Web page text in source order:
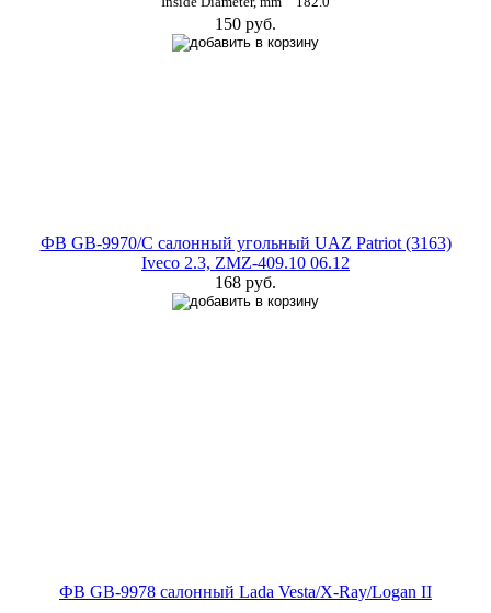
150 руб.
ФВ GB-9970/C салонный угольный UAZ Patriot (3163)
Iveco 2.3, ZMZ-409.10 06.12
168 руб.
ФВ GB-9978 салонный Lada Vesta/X-Ray/Logan II